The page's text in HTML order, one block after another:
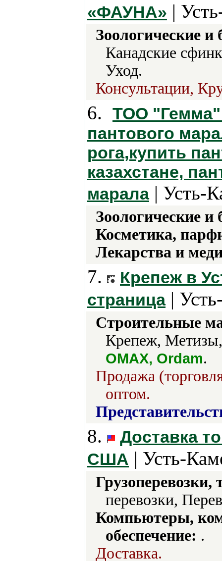
«ФАУНА» |
Зоологические и
Канадские
Уход.
Консультации,
6.
ТОО "Гемма"
пантового
рога,купить
казахстане,
марала| Усть-
Зоологические и
Косметика,
Лекарства и
7.
Крепеж в
страница|
Строительные
Крепеж,
OMAX, Ordam.
Продажа
оптом.
8.
Доставка
США | Усть-
перевозки,
Компьютеры,
обеспечение: .
Доставка.